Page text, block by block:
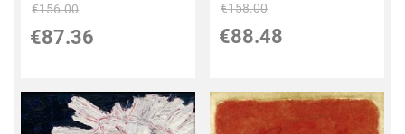
€156.00
€87.36
€158.00
€88.48